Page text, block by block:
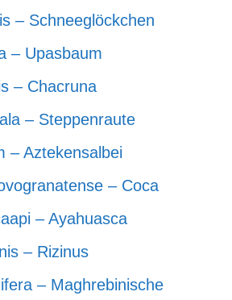
– Schneeglöckchen
– Upasbaum
– Chacruna
– Steppenraute
– Aztekensalbei
– Coca
– Ayahuasca
– Rizinus
– Maghrebinische